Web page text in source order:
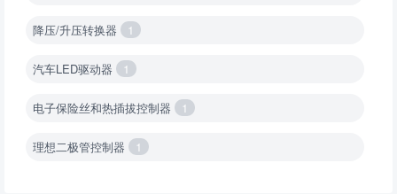
降压/升压转换器 1
汽车LED驱动器 1
电子保险丝和热插拔控制器 1
理想二极管控制器 1